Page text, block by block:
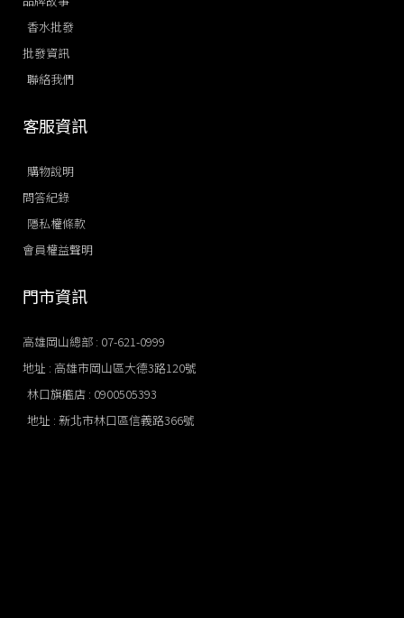
香水批發
批發資訊
聯絡我們
客服資訊
購物說明
問答紀錄
隱私權條款
會員權益聲明
門市資訊
高雄岡山總部 : 07-621-0999
地址 : 高雄市岡山區大德3路120號
林口旗艦店​ : 0900505393
地址 : 新北市林口區信義路366號